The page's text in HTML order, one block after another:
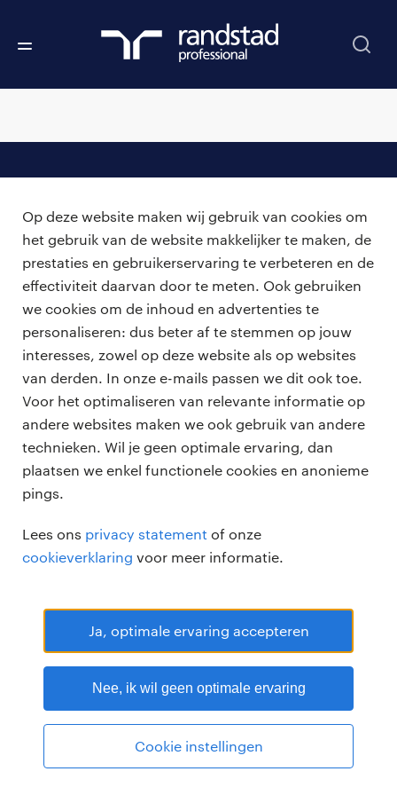
Op deze website maken wij gebruik van cookies om
het gebruik van de website makkelijker te maken, de
prestaties en gebruikerservaring te verbeteren en de
effectiviteit daarvan door te meten. Ook gebruiken
we cookies om de inhoud en advertenties te
personaliseren: dus beter af te stemmen op jouw
interesses, zowel op deze website als op websites
van derden. In onze e-mails passen we dit ook toe.
Voor het optimaliseren van relevante informatie op
andere websites maken we ook gebruik van andere
technieken. Wil je geen optimale ervaring, dan
plaatsen we enkel functionele cookies en anonieme
pings.
Lees ons privacy statement of onze
cookieverklaring voor meer informatie.
Ja, optimale ervaring accepteren
Nee, ik wil geen optimale ervaring
Cookie instellingen
vacatures
zzp-opdrachten
careers for expats
voor opdrachtgevers
algemene voorwaarden
over ons
bmc
onze kantoren
Randstad Professional Google score 4.15 -
RANDSTAD PROFESSIONAL is een geregistreerd handelsmerk van
Randstad N.V.